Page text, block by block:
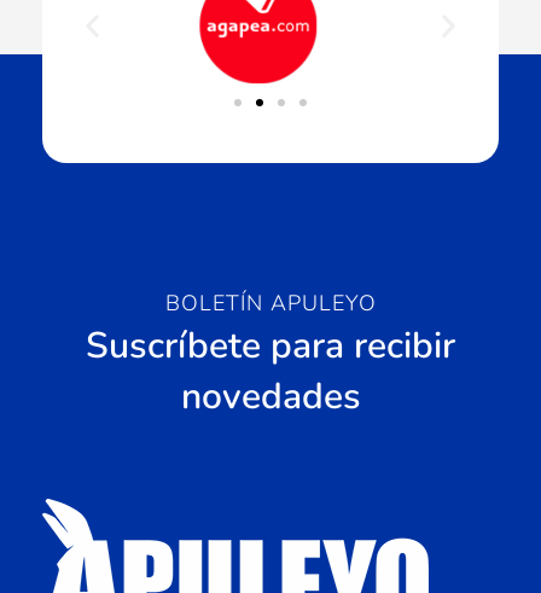
BOLETÍN APULEYO
Suscríbete para recibir
novedades